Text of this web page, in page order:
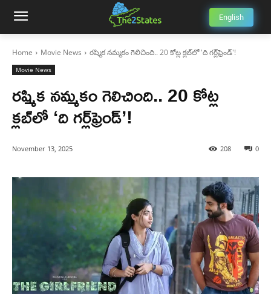
English
Home Movie News రష్మిక నమ్మకం గెలిచింది.. 20 కోట్ల క్లబ్‌లో 'ది గర్ల్‌ఫ్రెండ్'!
Movie News
రష్మిక నమ్మకం గెలిచింది.. 20 కోట్ల
క్లబ్‌లో ‘ది గర్ల్‌ఫ్రెండ్’!
November 13, 2025 0
208